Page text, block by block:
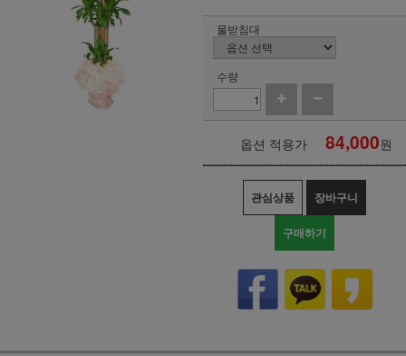
물받침대
수량
옵션 적용가 84,000원
관심상품 장바구니
구매하기